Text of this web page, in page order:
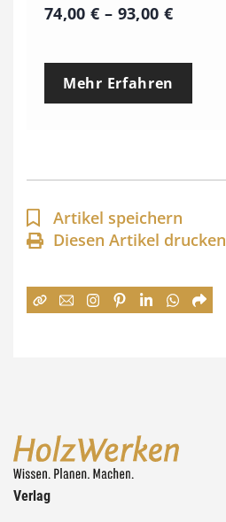
74,00€ – 93,00 €P
e
p
a
n
e
0
Mehr Erfahren
Artikel speichern
Diesen Artikel drucken
Verlag